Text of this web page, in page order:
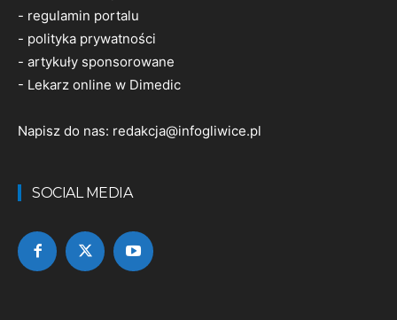
- regulamin portalu
- polityka prywatności
- artykuły sponsorowane
- Lekarz online w Dimedic
Napisz do nas: redakcja@infogliwice.pl
SOCIAL MEDIA